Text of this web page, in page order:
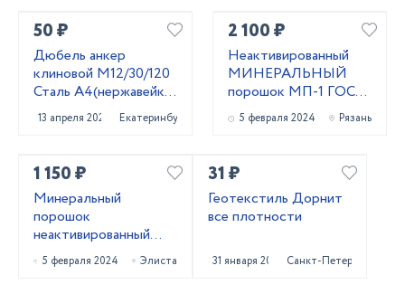
50 ₽
Дюбель анкер
клиновой М12/30/120
Сталь А4(нержавейка)
Фирма WURTH
13 апреля 2024 Екатеринбург
2 100 ₽
Неактивированный
МИНЕРАЛЬНЫЙ
порошок МП-1 ГОСТ
52129-03 и МП-2
ГОСТ 32761-14
5 февраля 2024 Рязань
1 150 ₽
Минеральный
порошок
неактивированный
МП-1 ГОСТ 52129-03
и МП-2 ГОСТ 32761-
5 февраля 2024 Элиста
31 ₽
Геотекстиль Дорнит
все плотности
31 января 2024 Санкт-Петербург